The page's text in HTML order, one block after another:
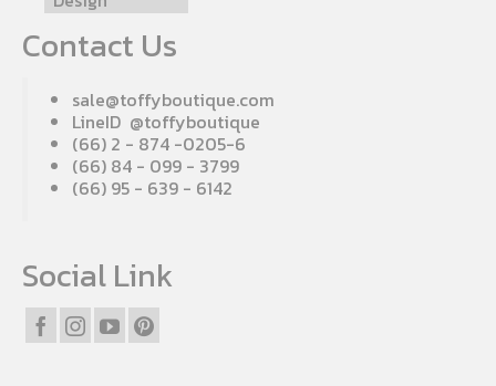
Contact Us
sale@toffyboutique.com
LineID @toffyboutique
(66) 2 - 874 -0205-6
(66) 84 - 099 - 3799
(66) 95 - 639 - 6142
Social Link